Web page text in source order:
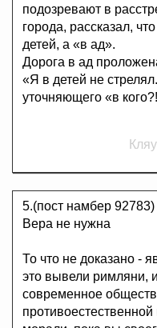
подозревают в
города, рассказал,
детей, а «в ад».
Дорога в ад
«Я в детей не
уточняющего «в
5.(пост намбер 92783)
Вера не нужна
То что не доказано -
это вывели римляни,
современное